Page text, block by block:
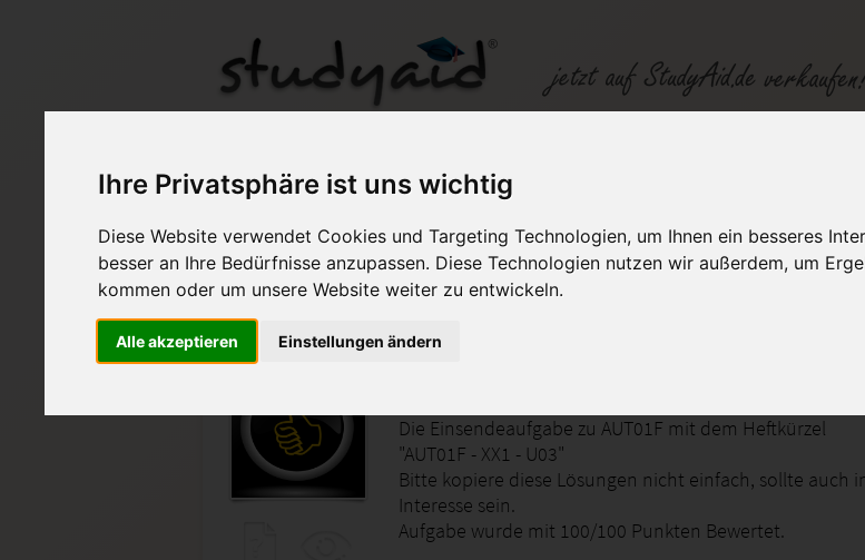
Ihre Privatsphäre ist uns wichtig
Diese Website verwendet Cookies und Targeting Technologien, um Ihnen ein besseres
besser an Ihre Bedürfnisse anzupassen. Diese Technologien nutzen wir außerdem, um
kommen oder um unsere Website weiter zu entwickeln.
Alle akzeptieren Einstellungen ändern
AUT01F ILS / HAF / SGD
Auf StudyAid.de verkaufen Kategorien
Die Einsendeaufgabe zu AUT01F mit dem Heftkürzel
"AUT01F - XX1 - U03"
Bitte kopiere diese Lösungen nicht einfach, sollte auch
Interesse sein.
Aufgabe wurde mit 100/100 Punkten Bewertet.